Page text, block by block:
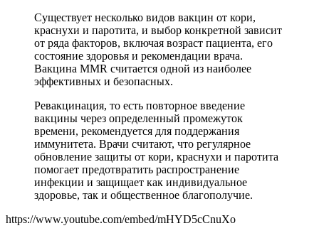
Существует несколько видов вакцин от кори,
краснухи и паротита, и выбор конкретной зависит
от ряда факторов, включая возраст пациента, его
состояние здоровья и рекомендации врача.
Вакцина MMR считается одной из наиболее
эффективных и безопасных.
Ревакцинация, то есть повторное введение
вакцины через определенный промежуток
времени, рекомендуется для поддержания
иммунитета. Врачи считают, что регулярное
обновление защиты от кори, краснухи и паротита
помогает предотвратить распространение
инфекции и защищает как индивидуальное
здоровье, так и общественное благополучие.
https://www.youtube.com/embed/mHYD5cCnuXo